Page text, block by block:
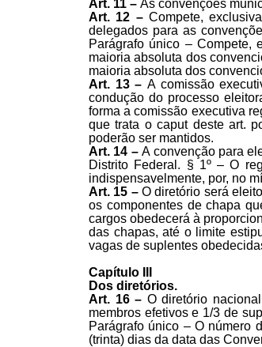
Art. 11 – As convenções
Art. 12 – Compete,
delegados para as
Parágrafo único – Compete,
maioria absoluta dos
maioria absoluta dos
Art. 13 – A comissão
condução do processo
forma a comissão executiva
que trata o caput deste art.
poderão ser mantidos.
Art. 14 – A convenção para
Distrito Federal. § 1º – O
indispensavelmente, por, no
Art. 15 – O diretório será
os componentes de chapa
cargos obedecerá à
das chapas, até o limite
vagas de suplentes
Capítulo III
Dos diretórios.
Art. 16 – O diretório
membros efetivos e 1/3 de
Parágrafo único – O número
(trinta) dias da data das